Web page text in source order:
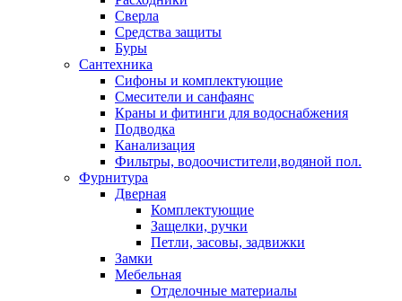
Сверла
Средства защиты
Буры
Сантехника
Сифоны и комплектующие
Смесители и санфаянс
Краны и фитинги для водоснабжения
Подводка
Канализация
Фильтры, водоочистители,водяной пол.
Фурнитура
Дверная
Комплектующие
Защелки, ручки
Петли, засовы, задвижки
Замки
Мебельная
Отделочные материалы